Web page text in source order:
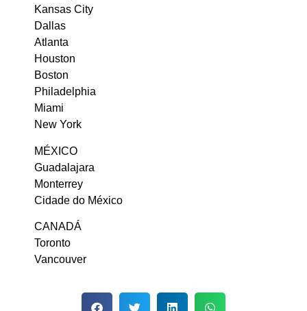
Kansas City
Dallas
Atlanta
Houston
Boston
Philadelphia
Miami
New York
MÉXICO
Guadalajara
Monterrey
Cidade do México
CANADÁ
Toronto
Vancouver